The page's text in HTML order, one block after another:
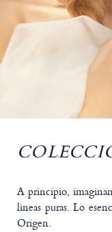
A principio,
lineas puras. Lo
Origen.